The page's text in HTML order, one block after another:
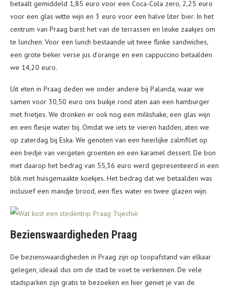
betaalt gemiddeld 1,85 euro voor een Coca-Cola zero, 2,25 euro
voor een glas witte wijn en 3 euro voor een halve liter bier. In het
centrum van Praag barst het van de terrassen en leuke zaakjes om
te lunchen. Voor een lunch bestaande uit twee flinke sandwiches,
een grote beker verse jus d’orange en een cappuccino betaalden
we 14,20 euro.
Uit eten in Praag deden we onder andere bij Palanda, waar we
samen voor 30,50 euro ons buikje rond aten aan een hamburger
met frietjes. We dronken er ook nog een milkshake, een glas wijn
en een flesje water bij. Omdat we iets te vieren hadden, aten we
op zaterdag bij Eska. We genoten van een heerlijke zalmfilet op
een bedje van vergeten groenten en een karamel dessert. De bon
met daarop het bedrag van 55,36 euro werd gepresenteerd in een
blik met huisgemaakte koekjes. Het bedrag dat we betaalden was
inclusief een mandje brood, een fles water en twee glazen wijn.
Bezienswaardigheden Praag
De bezienswaardigheden in Praag zijn op loopafstand van elkaar
gelegen, ideaal dus om de stad te voet te verkennen. De vele
stadsparken zijn gratis te bezoeken en hier geniet je van de